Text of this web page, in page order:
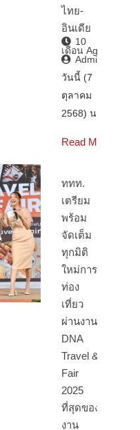
ไทย-
อินเดีย
10
เดือน Ago
Admin2
วันนี้ (7
ตุลาคม
2568) นา…
Read More
ททท.
เตรียม
พร้อม
จัดเต็ม
ทุกมิติ
ใหม่การ
ท่อง
เที่ยว
ผ่านงาน
DNA
Travel &
Fair
2025
ที่สุดของ
งาน